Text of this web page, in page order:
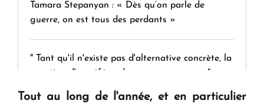
Tamara Stepanyan : « Dès qu’on parle de
guerre, on est tous des perdants »
" Tant qu'il n'existe pas d'alternative concrète, la
question d'un référendum ne se pose pas. "
Tout au long de l'année, et en particulier